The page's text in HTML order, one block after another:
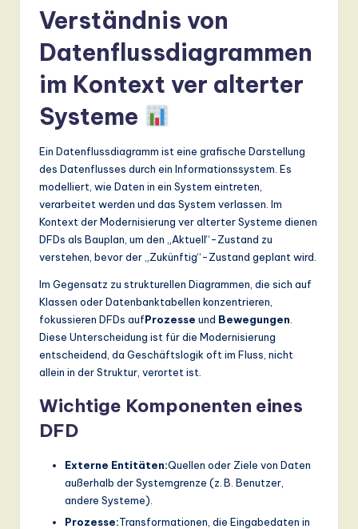
D
ig
In
o
ti
o
Verständnis von
Datenflussdiagrammen
im Kontext ver alterter
Systeme
Ein Datenflussdiagramm ist eine grafische Darstellung
des Datenflusses durch ein Informationssystem. Es
modelliert, wie Daten in ein System eintreten,
verarbeitet werden und das System verlassen. Im
Kontext der Modernisierung ver alterter Systeme dienen
DFDs als Bauplan, um den „Aktuell“-Zustand zu
verstehen, bevor der „Zukünftig“-Zustand geplant wird.
Im Gegensatz zu strukturellen Diagrammen, die sich auf
Klassen oder Datenbanktabellen konzentrieren,
fokussieren DFDs aufProzesse und Bewegungen
Diese Unterscheidung ist für die Modernisierung
entscheidend, da Geschäftslogik oft im Fluss, nicht
allein in der Struktur, verortet ist.
Wichtige Komponenten eines
DFD
Externe Entitäten:Quellen oder Ziele von Daten
außerhalb der Systemgrenze (z. B. Benutzer,
andere Systeme).
Prozesse:Transformationen, die Eingabedaten in